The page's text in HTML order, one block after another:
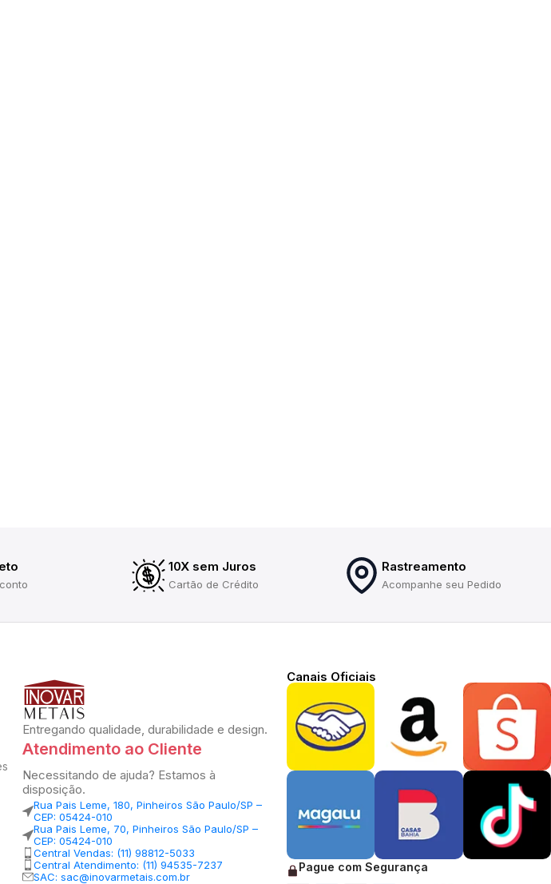
10X sem Juros
Cartão de Crédito
Rastreamento
Acompanhe seu Pedido
Entregando qualidade, durabilidade e design.
Atendimento ao Cliente
Necessitando de ajuda? Estamos à
disposição.
Rua Pais Leme, 180, Pinheiros São Paulo/SP –
CEP: 05424-010
Rua Pais Leme, 70, Pinheiros São Paulo/SP –
CEP: 05424-010
Central Vendas: (11) 98812-5033
Central Atendimento: (11) 94535-7237
SAC: sac@inovarmetais.com.br
Canais Oficiais
Pague com Segurança